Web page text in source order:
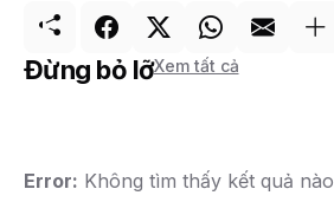
Đừng bỏ lỡXem tất cả
Error: Không tìm thấy kết quả nào